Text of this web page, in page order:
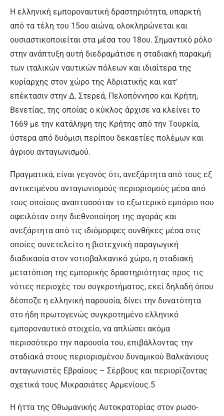
Η ελληνική εμποροναυτική δραστηριότητα, υπαρκτή
από τα τέλη του 15ου αιώνα, ολοκληρώνεται και
ουσιαστικοποιείται στα μέσα του 18ου. Σημαντικό ρόλο
στην ανάπτυξη αυτή διεδραμάτισε η σταδιακή παρακμή
των ιταλικών ναυτικών πόλεων και ιδιαίτερα της
κυρίαρχης στον χώρο της Αδριατικής και κατ’
επέκτασιν στην Δ. Στερεά, Πελοπόννησο και Κρήτη,
Βενετίας, της οποίας ο κύκλος άρχισε να κλείνει το
1669 με την κατάληψη της Κρήτης από την Τουρκία,
ύστερα από δυόμισι περίπου δεκαετίες πολέμων και
άγριου ανταγωνισμού.
Πραγματικά, είναι γεγονός ότι, ανεξάρτητα από τους εξ
αντικειμένου ανταγωνισμούς-περιορισμούς μέσα από
τους οποίους αναπτυσσόταν το εξωτερικό εμπόριο που
οφειλόταν στην διεθνοποίηση της αγοράς και
ανεξάρτητα από τις ιδιόμορφες συνθήκες μέσα στις
οποίες συνετελείτο η βιοτεχνική παραγωγική
διαδικασία στον νοτιοβαλκανικό χώρο, η σταδιακή
μετατόπιση της εμπορικής δραστηριότητας προς τις
νότιες περιοχές του συγκροτήματος, εκεί δηλαδή όπου
δέσποζε η ελληνική παρουσία, δίνει την δυνατότητα
στο ήδη πρωτογενώς συγκροτημένο ελληνικό
εμποροναυτικό στοιχείο, να απλώσει ακόμα
περισσότερο την παρουσία του, επιβάλλοντας την
σταδιακά στους περιορισμένου δυναμικού Βαλκάνιους
ανταγωνιστές Εβραίους – Σέρβους και περιορίζοντας
σχετικά τους Μικρασιάτες Αρμενίους.5
Η ήττα της Οθωμανικής Αυτοκρατορίας στον ρωσο-